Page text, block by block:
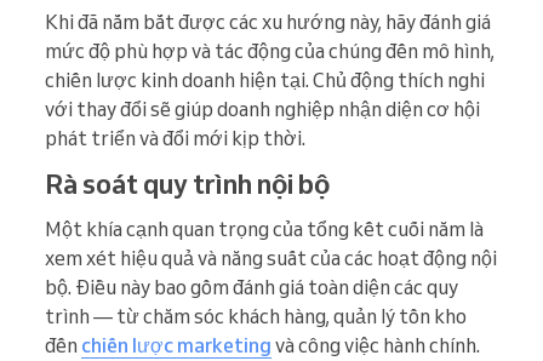
Khi đã nắm bắt được các xu hướng này, hãy đánh giá
mức độ phù hợp và tác động của chúng đến mô hình,
chiến lược kinh doanh hiện tại. Chủ động thích nghi
với thay đổi sẽ giúp doanh nghiệp nhận diện cơ hội
phát triển và đổi mới kịp thời.
Rà soát quy trình nội bộ
Một khía cạnh quan trọng của tổng kết cuối năm là
xem xét hiệu quả và năng suất của các hoạt động nội
bộ. Điều này bao gồm đánh giá toàn diện các quy
trình — từ chăm sóc khách hàng, quản lý tồn kho
đến chiến lược marketing và công việc hành chính.